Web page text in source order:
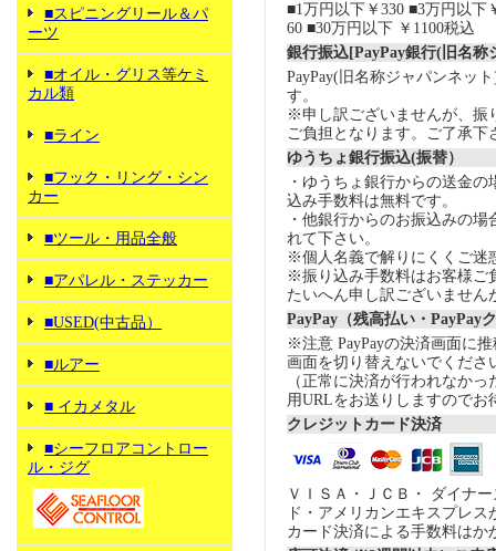
■スピニングリール＆パ
ーツ
■オイル・グリス等ケミ
カル類
■ライン
■フック・リング・シン
カー
■ツール・用品全般
■アパレル・ステッカー
■USED(中古品）
■ルアー
■ イカメタル
■シーフロアコントロー
ル・ジグ
■1万円以下￥330 ■3万円以下
60 ■30万円以下 ￥1100税込
銀行振込[PayPay銀行(旧名称
PayPay(旧名称ジャパンネッ
す。
※申し訳ございませんが、振
ご負担となります。ご了承下
ゆうちょ銀行振込(振替）
・ゆうちょ銀行からの送金
込み手数料は無料です。
・他銀行からのお振込みの場
れて下さい。
※個人名義で解りにくくご迷
※振り込み手数料はお客様ご
たいへん申し訳ございません
PayPay（残高払い・PayPay
※注意 PayPayの決済画面に
画面を切り替えないでくださ
（正常に決済が行われなか
用URLをお送りしますのでお
クレジットカード決済
ＶＩＳＡ・ＪＣＢ・ ダイナ
ド・アメリカンエキスプレ
カード決済による手数料はか